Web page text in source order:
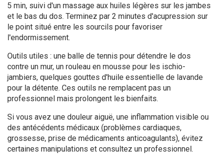
5 min, suivi d'un massage aux huiles légères sur les jambes
et le bas du dos. Terminez par 2 minutes d'acupression sur
le point situé entre les sourcils pour favoriser
l'endormissement.
Outils utiles : une balle de tennis pour détendre le dos
contre un mur, un rouleau en mousse pour les ischio-
jambiers, quelques gouttes d'huile essentielle de lavande
pour la détente. Ces outils ne remplacent pas un
professionnel mais prolongent les bienfaits.
Si vous avez une douleur aiguë, une inflammation visible ou
des antécédents médicaux (problèmes cardiaques,
grossesse, prise de médicaments anticoagulants), évitez
certaines manipulations et consultez un professionnel.